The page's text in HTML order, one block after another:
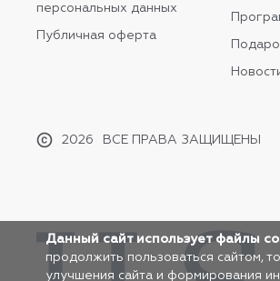
персональных данных
Публичная оферта
2026 ВСЕ ПРАВА ЗАЩИЩЕНЫ
Данный сайт использует файлы
продолжить пользоваться сайтом,
улучшения сайта и формирования